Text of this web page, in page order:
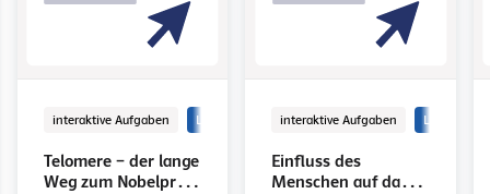
interaktive Aufgaben LINK
Telomere – der lange
Weg zum Nobelpreis,
interaktive Aufgaben LINK
Einfluss des
Menschen auf das